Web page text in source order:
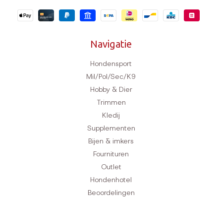
Navigatie
Hondensport
Mil/Pol/Sec/K9
Hobby & Dier
Trimmen
Kledij
Supplementen
Bijen & imkers
Fournituren
Outlet
Hondenhotel
Beoordelingen